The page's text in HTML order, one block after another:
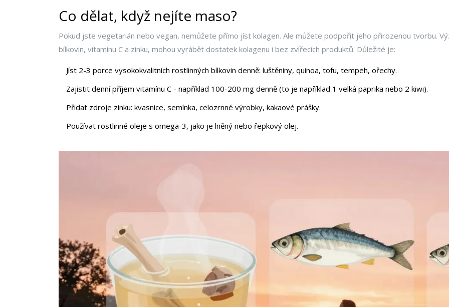
Co dělat, když nejíte maso?
Pokud jste vegetarián nebo vegan, nemůžete přímo jíst kolagen. Ale můžete podpořit jeho přirozenou tvorbu.
bílkovin, vitamínu C a zinku, mohou vyrábět dostatek kolagenu i bez zvířecích produktů. Důležité je:
Jíst 2-3 porce vysokokvalitních rostlinných bílkovin denně: luštěniny, quinoa, tofu, tempeh, ořechy.
Zajistit denní příjem vitamínu C - například 100-200 mg denně (to je například 1 velká paprika nebo 2 kiwi).
Přidat zdroje zinku: kvasnice, semínka, celozrnné výrobky, kakaové prášky.
Používat rostlinné oleje s omega-3, jako je lněný nebo řepkový olej.